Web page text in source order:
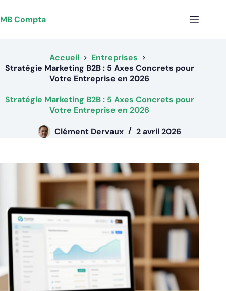
au
contenu
MB Compta
Accueil
Entreprises
Stratégie Marketing B2B : 5 Axes Concrets pour
Votre Entreprise en 2026
Stratégie Marketing B2B : 5 Axes Concrets pour
Votre Entreprise en 2026
Clément Dervaux
2 avril 2026